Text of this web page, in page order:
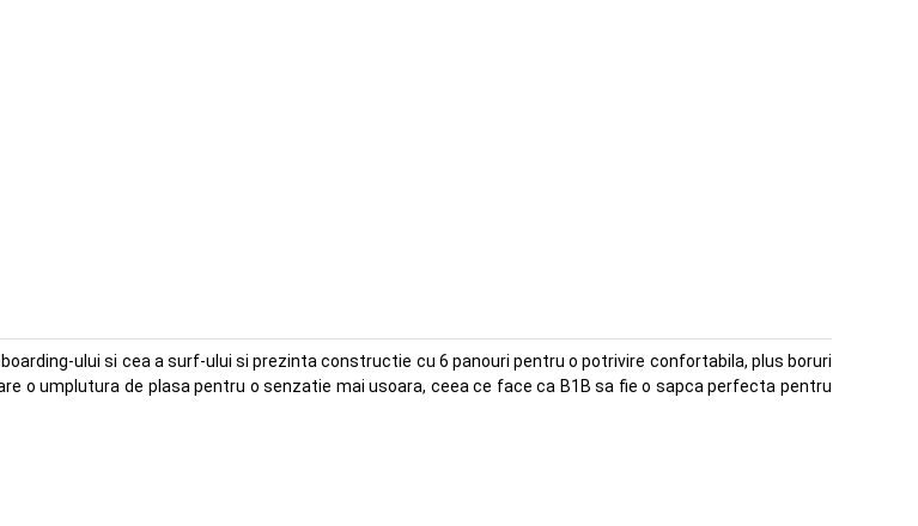
ului si cea a surf-ului si prezinta constructie cu 6 panouri pentru o potrivire confortabila, plus boruri
o umplutura de plasa pentru o senzatie mai usoara, ceea ce face ca B1B sa fie o sapca perfecta pentru